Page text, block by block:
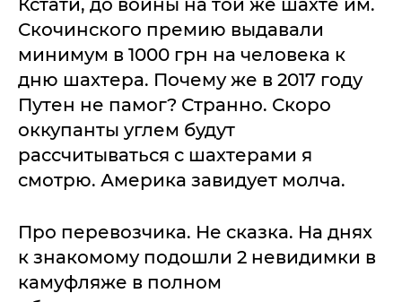
Кстати, до войны на той же шахте им.
Скочинского премию выдавали
минимум в 1000 грн на человека к
дню шахтера. Почему же в 2017 году
Путен не памог? Странно. Скоро
оккупанты углем будут
рассчитываться с шахтерами я
смотрю. Америка завидует молча.
Про перевозчика. Не сказка. На днях
к знакомому подошли 2 невидимки в
камуфляже в полном